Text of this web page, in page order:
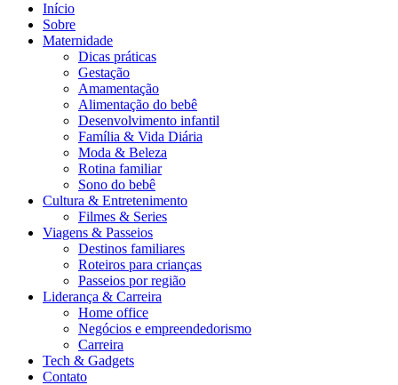
Início
Sobre
Maternidade
Dicas práticas
Gestação
Amamentação
Alimentação do bebê
Desenvolvimento infantil
Família & Vida Diária
Moda & Beleza
Rotina familiar
Sono do bebê
Cultura & Entretenimento
Filmes & Series
Viagens & Passeios
Destinos familiares
Roteiros para crianças
Passeios por região
Liderança & Carreira
Home office
Negócios e empreendedorismo
Carreira
Tech & Gadgets
Contato